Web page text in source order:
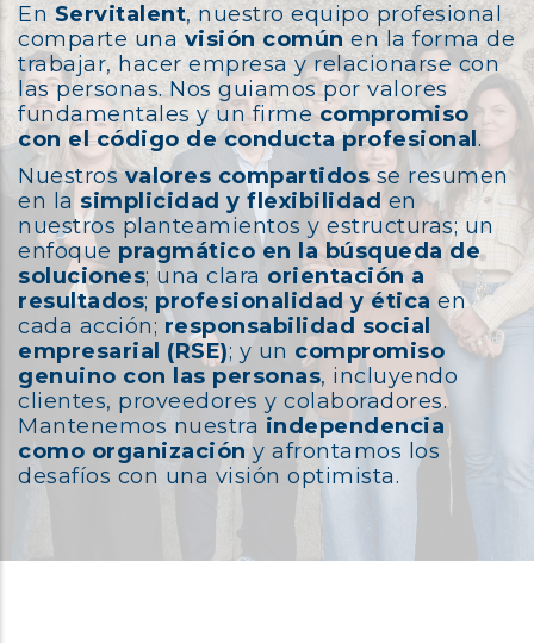
En Servitalent, nuestro equipo profesional
comparte una visión común en la forma de
trabajar, hacer empresa y relacionarse con
las personas. Nos guiamos por valores
fundamentales y un firmecompromiso
con el código de conducta profesional .
Nuestrosvalores compartidosse resumen
en la simplicidad y flexibilidad en
nuestros planteamientos y estructuras; un
enfoque pragmático en la búsqueda de
soluciones; una clara orientación a
resultados; profesionalidad y ética en
cada acción; responsabilidad social
empresarial (RSE); y un compromiso
genuino con las personas, incluyendo
clientes, proveedores y colaboradores.
Mantenemos nuestra independencia
como organización y afrontamos los
desafíos con una visión optimista.